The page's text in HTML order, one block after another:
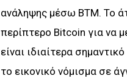
ανάληψης μέσω BTM. Το
περίπτερο Bitcoin για να
είναι ιδιαίτερα
το εικονικό νόμισμα σε